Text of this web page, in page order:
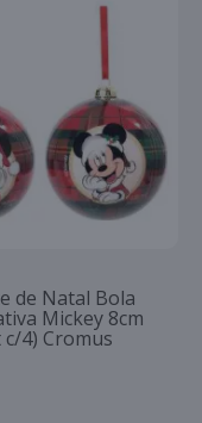
de Natal Bola
Mickey 8cm
c/4) Cromus